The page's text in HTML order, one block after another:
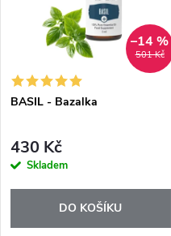
501 Kč
–14 %
BASIL - Bazalka
430 Kč
Skladem
DO KOŠÍKU